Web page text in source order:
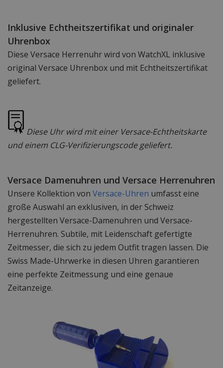
Inklusive Echtheitszertifikat und originaler
Uhrenbox
Diese Versace Herrenuhr wird von WatchXL inklusive
original Versace Uhrenbox und mit Echtheitszertifikat
geliefert.
Diese Uhr wird mit einer Versace-Echtheitskarte
und einem CLG-Verifizierungscode geliefert.
Versace Damenuhren und Versace Herrenuhren
Unsere Kollektion von Versace-Uhren umfasst eine
große Auswahl an exklusiven, in der Schweiz
hergestellten Versace-Damenuhren und Versace-
Herrenuhren. Subtile, mit Leidenschaft gefertigte
Zeitmesser, die sich zu jedem Outfit tragen lassen. Die
Swiss Made-Uhrwerke in diesen Uhren garantieren
eine perfekte Zeitmessung und eine genaue
Zeitanzeige.